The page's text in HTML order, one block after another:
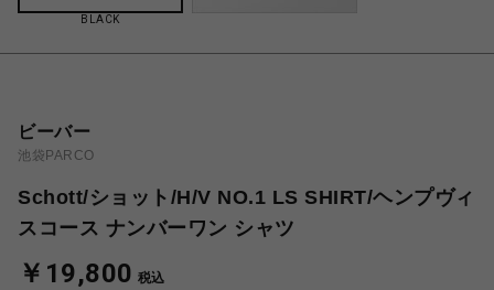
BLACK
ビーバー
池袋PARCO
Schott/ショット/H/V NO.1 LS SHIRT/ヘンプヴィ
スコース ナンバーワン シャツ
￥19,800 税込